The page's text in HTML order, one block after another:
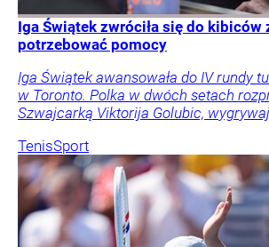
Iga Świątek zwróciła się do kibiców
potrzebować pomocy
Iga Świątek awansowała do IV rundy
w Toronto. Polka w dwóch setach
Szwajcarką Viktorija Golubic,
TenisSport